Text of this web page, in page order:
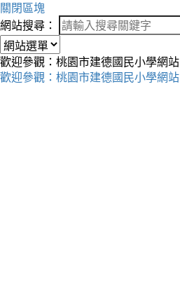
關閉區塊
網站搜尋：
歡迎參觀：桃園市建德國民小學網站
歡迎參觀：桃園市建德國民小學網站